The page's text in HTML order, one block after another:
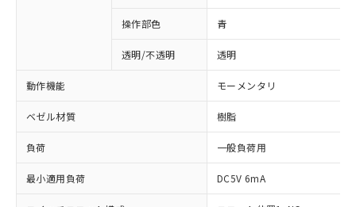
操作部色 青
透明/不透明 透明
動作機能 モーメンタリ
ベゼル材質 樹脂
負荷 一般負荷用
最小適用負荷 DC5V 6mA